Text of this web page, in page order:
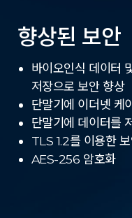
향상된 보안
바이오인식 데이터
저장으로 보안 향상
단말기에 이더넷 케
단말기에 데이터를
TLS 1.2를 이용한
AES-256 암호화